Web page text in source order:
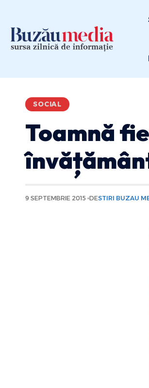
SOCIAL
Toamnă
9 SEPTEMBRIE 2015 DESTIRI BUZAU